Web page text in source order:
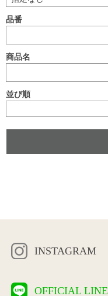
品番
商品名
並び順
INSTAGRAM
OFFICIAL LINE